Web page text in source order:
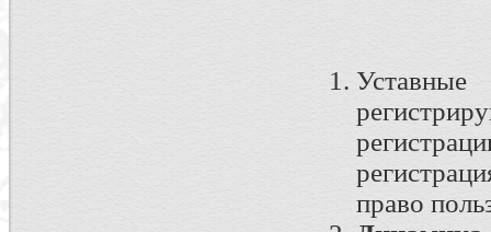
право